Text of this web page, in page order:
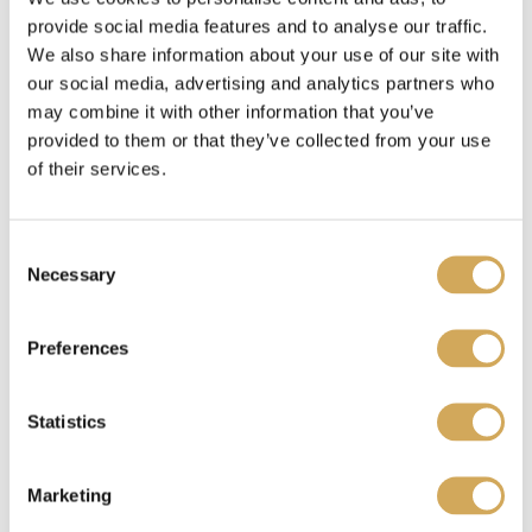
provide social media features and to analyse our traffic.
We also share information about your use of our site with
our social media, advertising and analytics partners who
may combine it with other information that you’ve
provided to them or that they’ve collected from your use
of their services.
Necessary
Preferences
Statistics
Marketing
Benieuwd waar je je Wasstraatpas kado kunt
inzetten? Bekijk hierwelke carwashes bij jou in
de buurt meedoen.
Ik heb een Wasstraatpas kado ontvangen, wat nu?
op onze
code representeert jouw reservering en fungeert
aan een medewerker van de gekozen